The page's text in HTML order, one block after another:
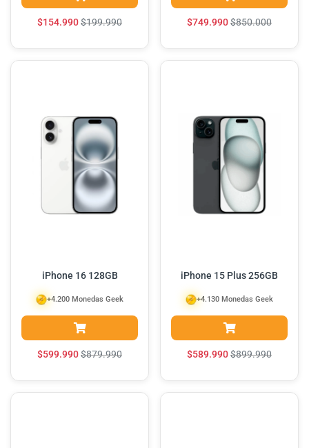
$154.990$199.990 $749.990$850.000
iPhone 16 128GB
$599.990$879.990
+4.200 Monedas Geek
iPhone 15 Plus 256GB
$589.990$899.990
+4.130 Monedas Geek